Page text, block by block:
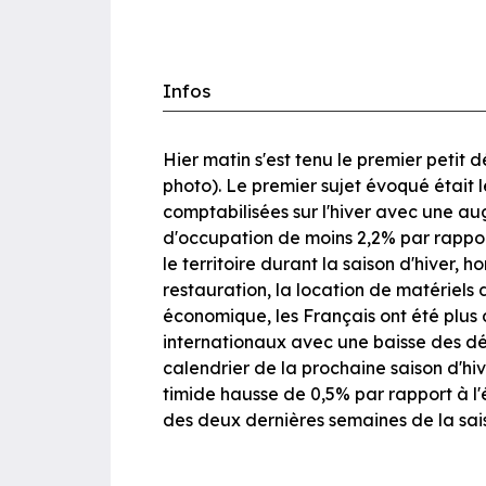
Infos
Hier matin s'est tenu le premier petit
photo). Le premier sujet évoqué était
comptabilisées sur l'hiver avec une
d'occupation de moins 2,2% par
le territoire durant la saison d'hiver,
restauration, la location de matériels
économique, les Français ont été
internationaux avec une baisse des
calendrier de la prochaine saison
timide hausse de 0,5% par rapport à
des deux dernières semaines de la